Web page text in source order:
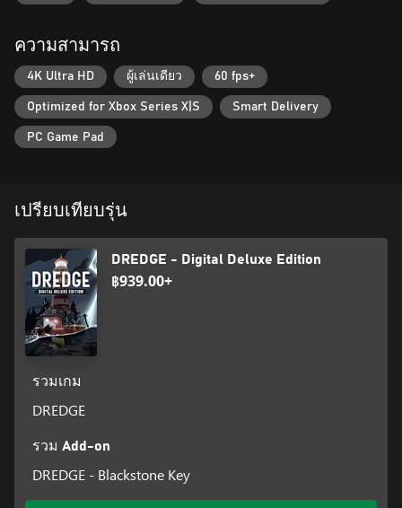
The mysterious workshop on Blackstone Isle is locked tight.
by the previous occupants. Now they lie idle and abandoned.
With this key you can put them to some use.
ความสามารถ
4K Ultra HD ผู้เล่นเดียว 60 fps+
Optimized for Xbox Series X|S Smart Delivery
PC Game Pad
เปรียบเทียบรุ่น
DREDGE - Digital Deluxe Edition
฿939.00+
รวมเกม
DREDGE
รวม Add-on
DREDGE - Blackstone Key